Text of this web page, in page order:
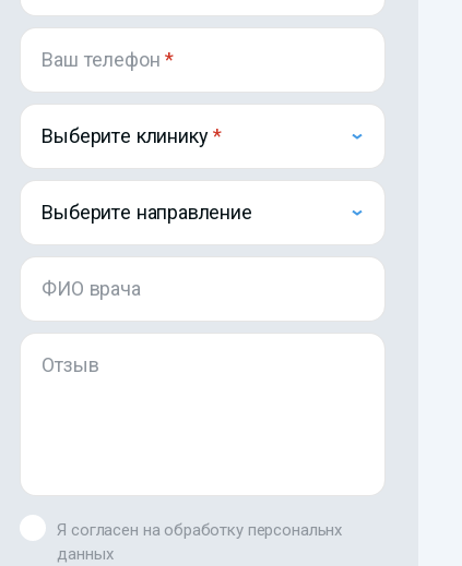
Ваш телефон*
Выберите клинику
Выберите направление
ФИО врача
Отзыв
Я согласен на обработку персональнх
данных